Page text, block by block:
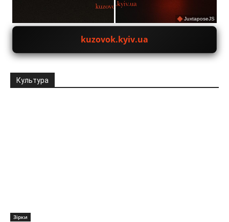
JuxtaposeJS
kuzovok.kyiv.ua
Культура
Зірки